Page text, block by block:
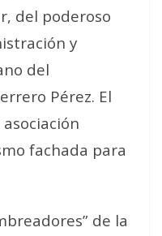
del poderoso
y
del
Pérez. El
fachada para
de la